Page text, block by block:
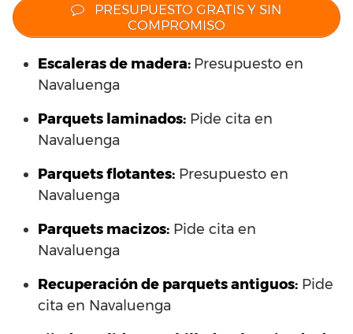
PRESUPUESTO GRATIS Y SIN
COMPROMISO
Escaleras de madera: Presupuesto en
Navaluenga
Parquets laminados: Pide cita en
Navaluenga
Parquets flotantes: Presupuesto en
Navaluenga
Parquets macizos: Pide cita en
Navaluenga
Recuperación de parquets antiguos: Pide
cita en Navaluenga